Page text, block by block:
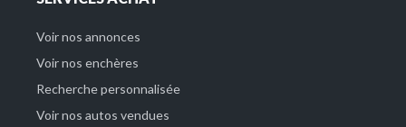
Voir nos annonces
Voir nos enchères
Recherche personnalisée
Voir nos autos vendues